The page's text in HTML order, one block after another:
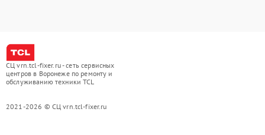
СЦ vrn.tcl-fixer.ru - сеть сервисных
центров в Воронеже по ремонту и
обслуживанию техники TCL
2021-2026 © СЦ vrn.tcl-fixer.ru